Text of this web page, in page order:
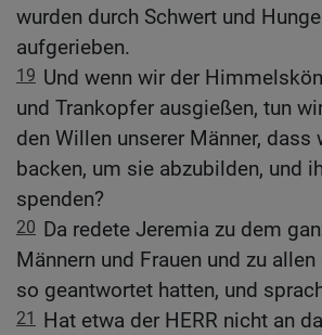
wurden durch Schwert und
aufgerieben.
19 Und wenn wir der
und Trankopfer ausgießen, tun
den Willen unserer Männer, dass
backen, um sie abzubilden, und
spenden?
20 Da redete Jeremia zu dem
Männern und Frauen und zu
so geantwortet hatten, und
21
Hat etwa der HERR nicht an